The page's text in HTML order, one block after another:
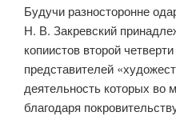
Будучи разносторонне
Н. В. Закревский
копиистов второй
представителей
деятельность которых во
благодаря